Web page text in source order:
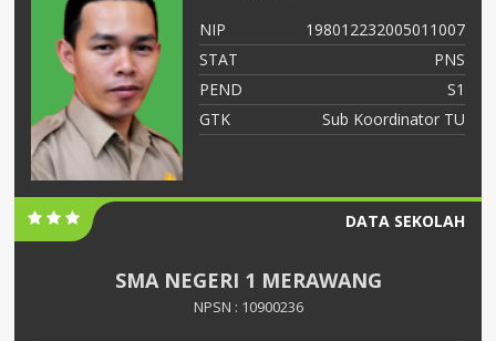
NIP
198012232005011007
STAT
PNS
PEND
S1
GTK
Sub Koordinator TU
DATA SEKOLAH
SMA NEGERI 1 MERAWANG
NPSN : 10900236